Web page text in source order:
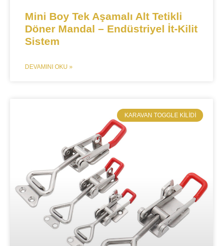
Mini Boy Tek Aşamalı Alt Tetikli
Döner Mandal – Endüstriyel İt-Kilit
Sistem​​
DEVAMINI OKU »
KARAVAN TOGGLE KILIDI​